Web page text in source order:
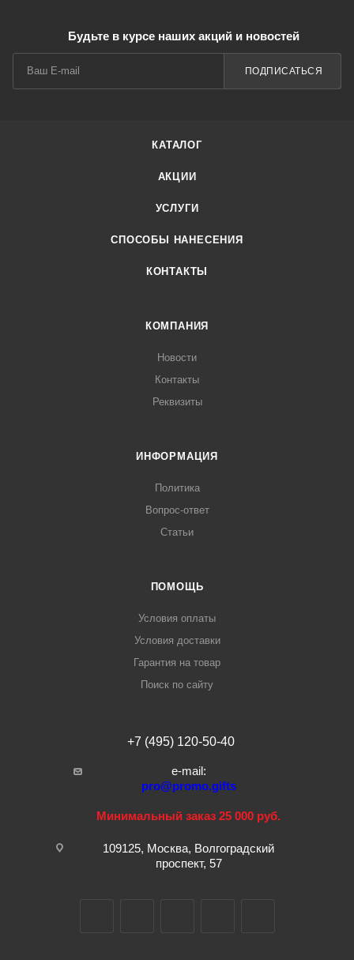
Будьте в курсе наших акций и новостей
ПОДПИСАТЬСЯ
КАТАЛОГ
АКЦИИ
УСЛУГИ
СПОСОБЫ НАНЕСЕНИЯ
КОНТАКТЫ
КОМПАНИЯ
Новости
Контакты
Реквизиты
ИНФОРМАЦИЯ
Политика
Вопрос-ответ
Статьи
ПОМОЩЬ
Условия оплаты
Условия доставки
Гарантия на товар
Поиск по сайту
+7 (495) 120-50-40
e-mail:
pro@promo.gifts
Минимальный заказ 25 000 руб.
109125, Москва, Волгоградский
проспект, 57